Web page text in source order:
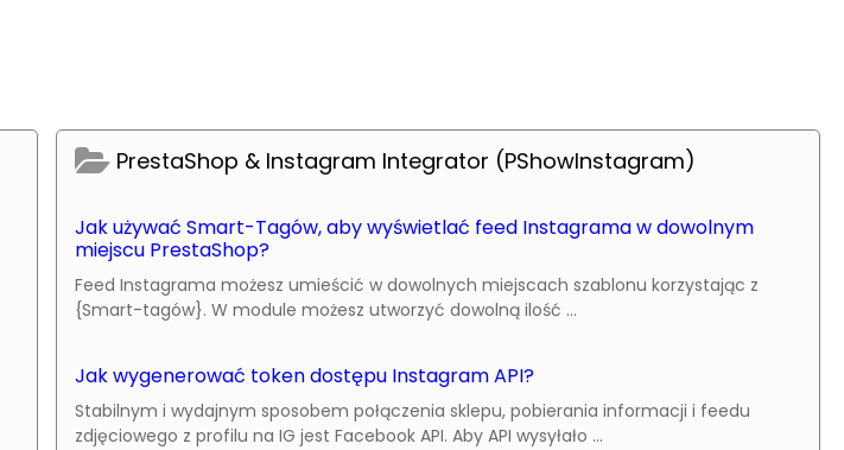
PrestaShop & Instagram Integrator (PShowInstagram)
Jak używać Smart-Tagów, aby wyświetlać feed Instagrama w dowolnym
miejscu PrestaShop?
Feed Instagrama możesz umieścić w dowolnych miejscach szablonu korzystając z
{Smart-tagów}. W module możesz utworzyć dowolną ilość ...
Jak wygenerować token dostępu Instagram API?
Stabilnym i wydajnym sposobem połączenia sklepu, pobierania informacji i feedu
zdjęciowego z profilu na IG jest Facebook API. Aby API wysyłało ...